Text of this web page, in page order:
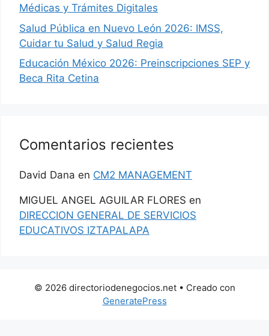
Médicas y Trámites Digitales
Salud Pública en Nuevo León 2026: IMSS,
Cuidar tu Salud y Salud Regia
Educación México 2026: Preinscripciones SEP y
Beca Rita Cetina
Comentarios recientes
David Dana en CM2 MANAGEMENT
MIGUEL ANGEL AGUILAR FLORES en
DIRECCION GENERAL DE SERVICIOS
EDUCATIVOS IZTAPALAPA
© 2026 directoriodenegocios.net• Creado con
GeneratePress